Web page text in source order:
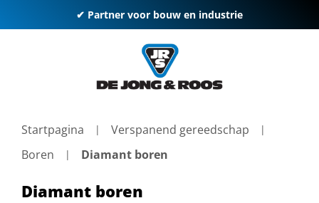
✔ Partner voor bouw en industrie
Startpagina
Verspanend gereedschap
Boren
Diamant boren
Diamant boren